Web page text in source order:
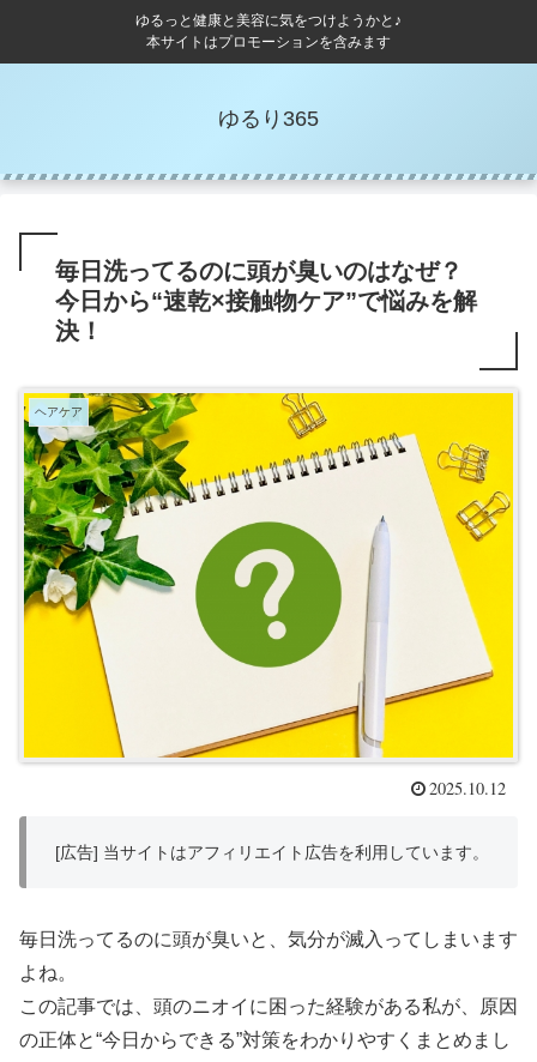
ゆるっと健康と美容に気をつけようかと♪
本サイトはプロモーションを含みます
ゆるり365
毎日洗ってるのに頭が臭いのはなぜ？
今日から“速乾×接触物ケア”で悩みを解
決！
ヘアケア
2025.10.12
[広告] 当サイトはアフィリエイト広告を利用しています。
毎日洗ってるのに頭が臭いと、気分が滅入ってしまいます
よね。
この記事では、頭のニオイに困った経験がある私が、原因
の正体と“今日からできる”対策をわかりやすくまとめまし